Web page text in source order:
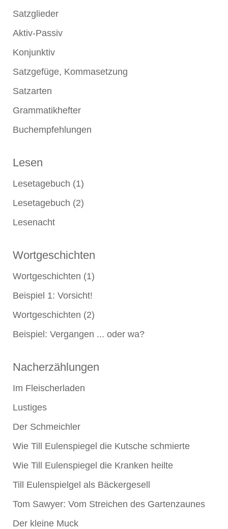
Satzglieder
Aktiv-Passiv
Konjunktiv
Satzgefüge, Kommasetzung
Satzarten
Grammatikhefter
Buchempfehlungen
Lesen
Lesetagebuch (1)
Lesetagebuch (2)
Lesenacht
Wortgeschichten
Wortgeschichten (1)
Beispiel 1: Vorsicht!
Wortgeschichten (2)
Beispiel: Vergangen ... oder wa?
Nacherzählungen
Im Fleischerladen
Lustiges
Der Schmeichler
Wie Till Eulenspiegel die Kutsche schmierte
Wie Till Eulenspiegel die Kranken heilte
Till Eulenspielgel als Bäckergesell
Tom Sawyer: Vom Streichen des Gartenzaunes
Der kleine Muck